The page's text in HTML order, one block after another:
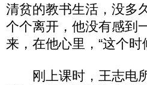
清贫的教书生活，没多
个个离开，他没有感到
来，在他心里，“这个
刚上课时，王志电所